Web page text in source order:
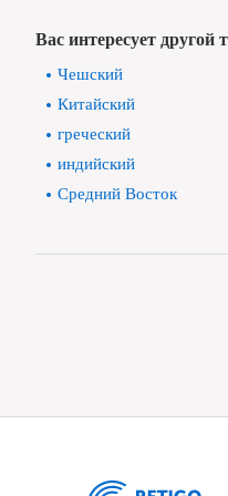
Вас интересует другой
Чешский
Китайский
греческий
индийский
Средний Восток